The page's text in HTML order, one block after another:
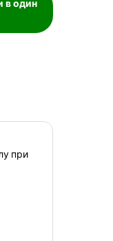
в один
при